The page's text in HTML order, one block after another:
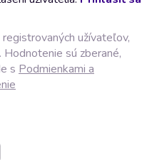
užívateľov,
sú zberané,
s Podmienkami a